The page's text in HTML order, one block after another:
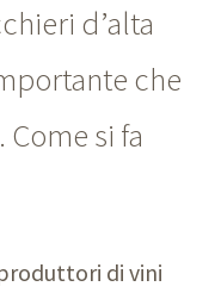
d’alta
che
si fa
di vini